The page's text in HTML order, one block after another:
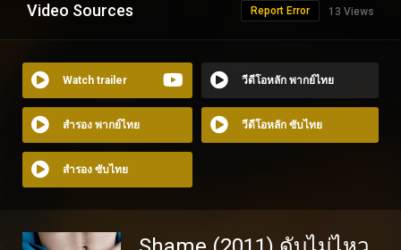
Video Sources 13 Views
Report Error
Watch trailer วีดีโอหลัก พากย์ไทย
สำรอง พากย์ไทย วีดีโอหลัก ซับไทย
สำรอง ซับไทย